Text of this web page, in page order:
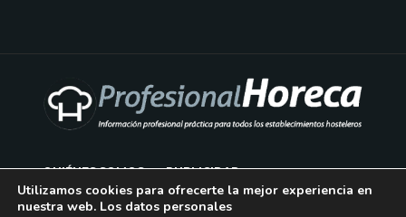
QUIÉNES SOMOS PUBLICIDAD
AVISO LEGAL
Utilizamos cookies para ofrecerte la mejor experiencia en
nuestra web. Los datos personales